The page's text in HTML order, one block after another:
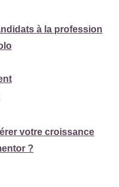
à la profession
votre croissance
?